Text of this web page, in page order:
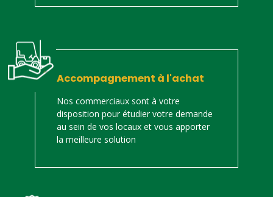
Accompagnement à l'achat
Nos commerciaux sont à votre
disposition pour étudier votre demande
au sein de vos locaux et vous apporter
la meilleure solution